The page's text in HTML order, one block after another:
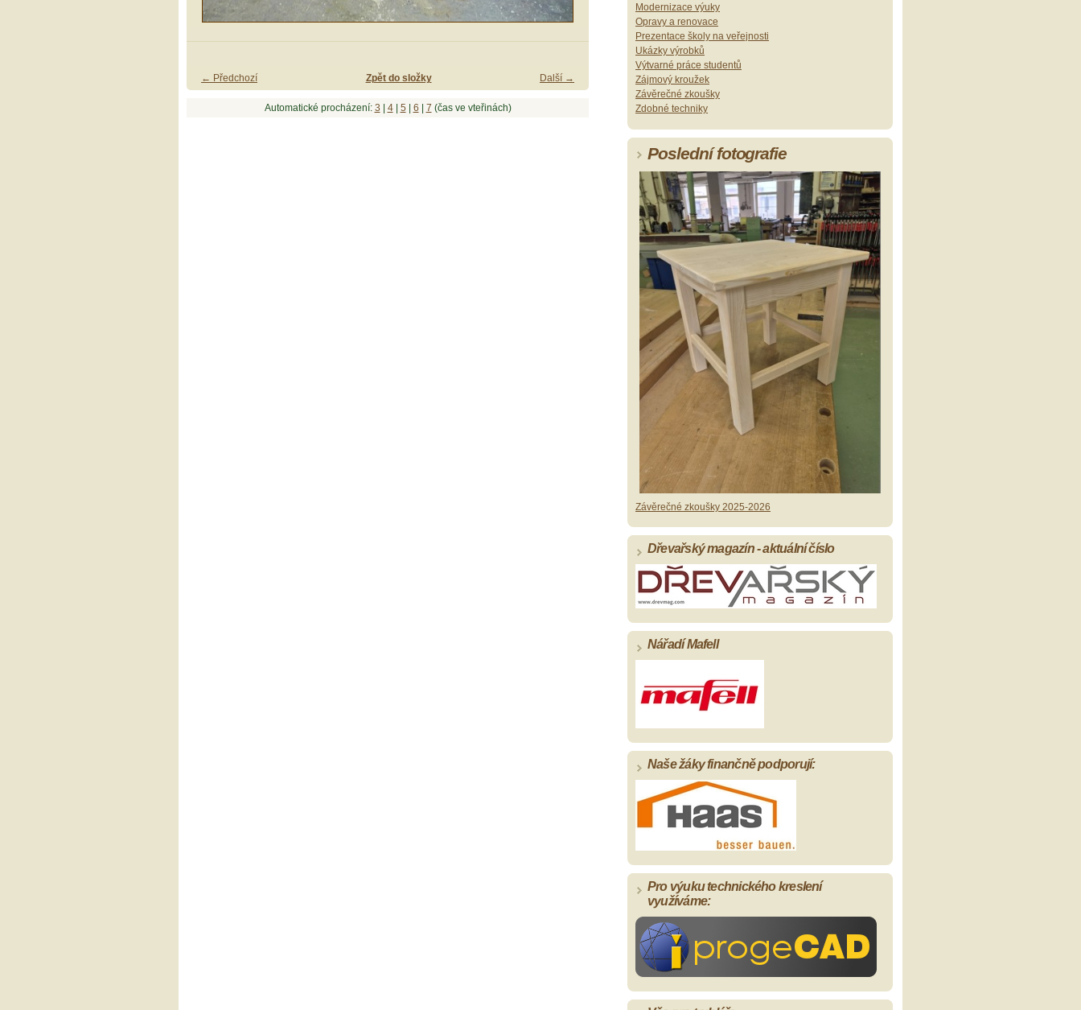
← Předchozí Další →
Zpět do složky
Automatické procházení: 3 4| 5 6 7 (čas ve vteřinách)
Modernizace výuky
Opravy a renovace
Prezentace školy na veřejnosti
Ukázky výrobků
Výtvarné práce studentů
Zájmový kroužek
Závěrečné zkoušky
Zdobné techniky
Poslední fotografie
Závěrečné zkoušky 2025-2026
Dřevařský magazín - aktuální číslo
Nářadí Mafell
Naše žáky finančně podporují:
Pro výuku technického kreslení
využíváme: